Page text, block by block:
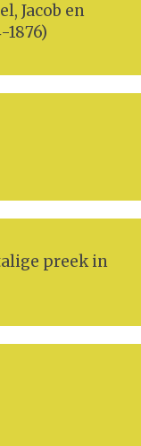
Jacob en
1876)
preek in